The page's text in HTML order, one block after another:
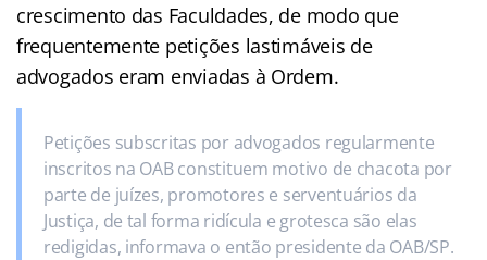
crescimento das Faculdades, de modo que
frequentemente petições lastimáveis de
advogados eram enviadas à Ordem.
Petições subscritas por advogados regularmente
inscritos na OAB constituem motivo de chacota por
parte de juízes, promotores e serventuários da
Justiça, de tal forma ridícula e grotesca são elas
redigidas, informava o então presidente da OAB/SP.